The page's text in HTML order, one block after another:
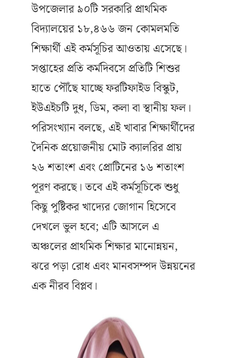
উপজেলার ৯০টি সরকারি প্রাথমিক
বিদ্যালয়ের ১৮,৪৬৬ জন কোমলমতি
শিক্ষার্থী এই কর্মসূচির আওতায় এসেছে।
সপ্তাহের প্রতি কর্মদিবসে প্রতিটি শিশুর
হাতে পৌঁছে যাচ্ছে ফরটিফাইড বিস্কুট,
ইউএইচটি দুধ, ডিম, কলা বা স্থানীয় ফল।
পরিসংখ্যান বলছে, এই খাবার শিক্ষার্থীদের
দৈনিক প্রয়োজনীয় মোট ক্যালরির প্রায়
২৬ শতাংশ এবং প্রোটিনের ১৬ শতাংশ
পূরণ করছে। তবে এই কর্মসূচিকে শুধু
কিছু পুষ্টিকর খাদ্যের জোগান হিসেবে
দেখলে ভুল হবে; এটি আসলে এ
অঞ্চলের প্রাথমিক শিক্ষার মানোন্নয়ন,
ঝরে পড়া রোধ এবং মানবসম্পদ উন্নয়নের
এক নীরব বিপ্লব।